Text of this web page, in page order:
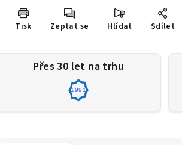
Tisk Zeptat se Hlídat Sdílet
Přes 30 let na trhu
1991